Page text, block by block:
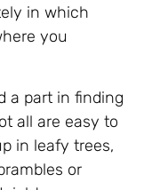
in which
you
a part in finding
all are easy to
in leafy trees,
or